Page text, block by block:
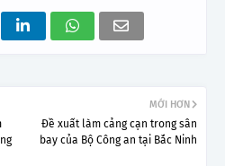
MỚI HƠN
Đề xuất làm cảng cạn trong sân
bay của Bộ Công an tại Bắc Ninh